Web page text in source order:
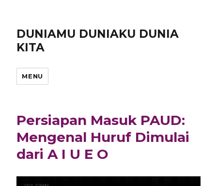
DUNIAMU DUNIAKU DUNIA
KITA
MENU
Persiapan Masuk PAUD:
Mengenal Huruf Dimulai
dari A I U E O